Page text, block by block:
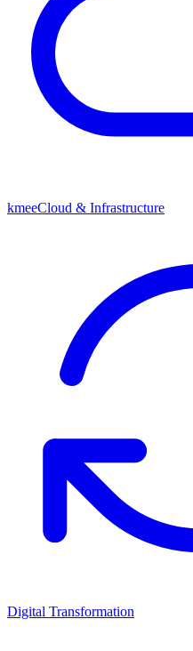
kmeeCloud & Infrastructure
Digital Transformation